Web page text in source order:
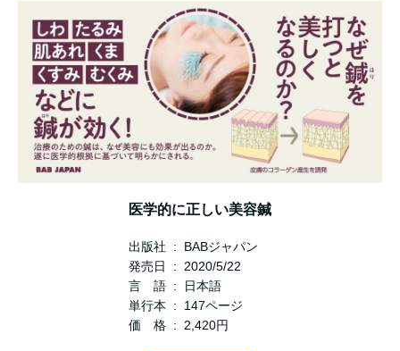
医学的に正しい美容鍼
出版社 ‏ : ‎ BABジャパン
発売日 ‏ : ‎ 2020/5/22
言 語 ‏ : ‎ 日本語
単行本 ‏ : ‎ 147ページ
価 格 ‏ : ‎ 2,420円